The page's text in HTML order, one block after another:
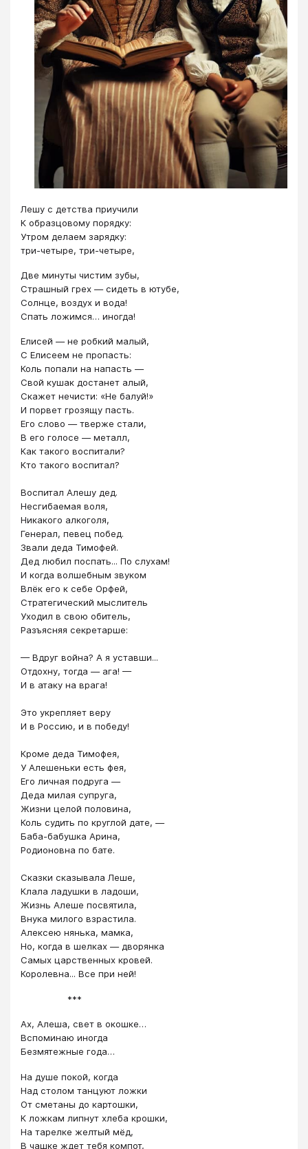
Лешу с детства приучили
К образцовому порядку:
Утром делаем зарядку:
три-четыре, три-четыре,
Две минуты чистим зубы,
Страшный грех — сидеть в ютубе,
Солнце, воздух и вода!
Спать ложимся… иногда!
Елисей — не робкий малый,
С Елисеем не пропасть:
Коль попали на напасть —
Свой кушак достанет алый,
Скажет нечисти: «Не балуй!»
И порвет грозящу пасть.
Его слово — тверже стали,
В его голосе — металл,
Как такого воспитали?
Кто такого воспитал?
Воспитал Алешу дед.
Несгибаемая воля,
Никакого алкоголя,
Генерал, певец побед.
Звали деда Тимофей.
Дед любил поспать... По слухам!
И когда волшебным звуком
Влёк его к себе Орфей,
Стратегический мыслитель
Уходил в свою обитель,
Разъясняя секретарше:
— Вдруг война? А я уставши...
Отдохну, тогда — ага! —
И в атаку на врага!
Это укрепляет веру
И в Россию, и в победу!
Кроме деда Тимофея,
У Алешеньки есть фея,
Его личная подруга —
Деда милая супруга,
Жизни целой половина,
Коль судить по круглой дате, —
Баба-бабушка Арина,
Родионовна по бате.
Сказки сказывала Леше,
Клала ладушки в ладоши,
Жизнь Алеше посвятила,
Внука милого взрастила.
Алексею нянька, мамка,
Но, когда в шелках — дворянка
Самых царственных кровей.
Королевна... Все при ней!
***
Ах, Алеша, свет в окошке…
Вспоминаю иногда
Безмятежные года…
На душе покой, когда
Над столом танцуют ложки
От сметаны до картошки,
К ложкам липнут хлеба крошки,
На тарелке желтый мёд,
В чашке ждет тебя компот,